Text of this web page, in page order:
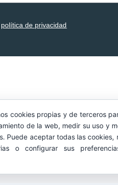
política de privacidad
cookies propias y de terceros
de la web, medir su uso y
Puede aceptar todas las cookies,
o configurar sus